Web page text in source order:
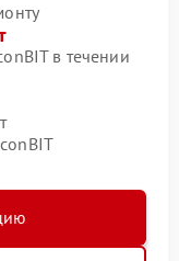
в течении